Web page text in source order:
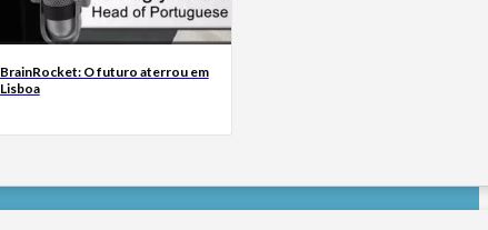
BrainRocket: O futuro aterrou em
Lisboa